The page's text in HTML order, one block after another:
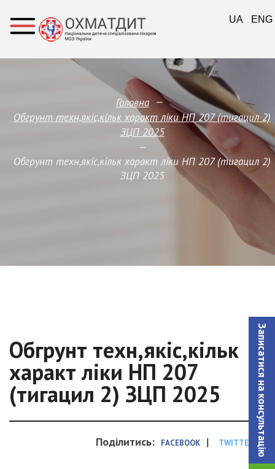
Записатися на консультацiю
Головна —
Обгрунт техн,якіс,кільк характ ліки НП 207 (тигацил 2)
ЗЦП 2025
—
Обгрунт техн,якіс,кільк характ ліки НП 207 (тигацил 2)
ЗЦП 2025
Обгрунт техн,якіс,кільк
характ ліки НП 207
(тигацил 2) ЗЦП 2025
Поділитись: FACEBOOK | TWITTER
UA ENG